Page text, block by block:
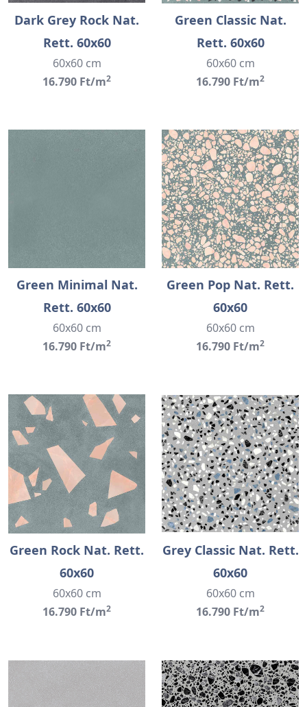
Dark Grey Rock Nat.
Rett. 60x60
60x60 cm
16.790 Ft/m2
Green Classic Nat.
Rett. 60x60
60x60 cm
16.790 Ft/m2
Green Minimal Nat.
Rett. 60x60
60x60 cm
16.790 Ft/m2
Green Pop Nat. Rett.
60x60
60x60 cm
16.790 Ft/m2
Green Rock Nat. Rett.
60x60
60x60 cm
16.790 Ft/m2
Grey Classic Nat. Rett.
60x60
60x60 cm
16.790 Ft/m2